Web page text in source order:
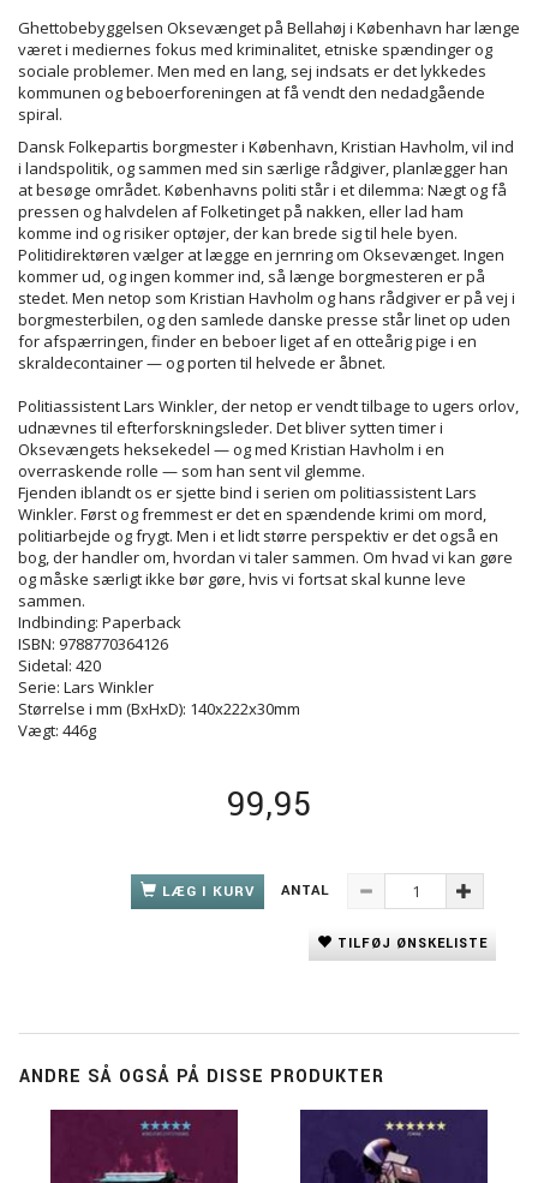
Ghettobebyggelsen Oksevænget på Bellahøj i København har længe
været i mediernes fokus med kriminalitet, etniske spændinger og
sociale problemer. Men med en lang, sej indsats er det lykkedes
kommunen og beboerforeningen at få vendt den nedadgående
spiral.
Dansk Folkepartis borgmester i København, Kristian Havholm, vil ind
i landspolitik, og sammen med sin særlige rådgiver, planlægger han
at besøge området. Københavns politi står i et dilemma: Nægt og få
pressen og halvdelen af Folketinget på nakken, eller lad ham
komme ind og risiker optøjer, der kan brede sig til hele byen.
Politidirektøren vælger at lægge en jernring om Oksevænget. Ingen
kommer ud, og ingen kommer ind, så længe borgmesteren er på
stedet. Men netop som Kristian Havholm og hans rådgiver er på vej i
borgmesterbilen, og den samlede danske presse står linet op uden
for afspærringen, finder en beboer liget af en otteårig pige i en
skraldecontainer — og porten til helvede er åbnet.
Politiassistent Lars Winkler, der netop er vendt tilbage to ugers orlov,
udnævnes til efterforskningsleder. Det bliver sytten timer i
Oksevængets heksekedel — og med Kristian Havholm i en
overraskende rolle — som han sent vil glemme.
Fjenden iblandt os er sjette bind i serien om politiassistent Lars
Winkler. Først og fremmest er det en spændende krimi om mord,
politiarbejde og frygt. Men i et lidt større perspektiv er det også en
bog, der handler om, hvordan vi taler sammen. Om hvad vi kan gøre
og måske særligt ikke bør gøre, hvis vi fortsat skal kunne leve
sammen.
Indbinding: Paperback
ISBN: 9788770364126
Sidetal: 420
Serie: Lars Winkler
Størrelse i mm (BxHxD): 140x222x30mm
Vægt: 446g
99,95
LÆG I KURV ANTAL
TILFØJ ØNSKELISTE
ANDRE SÅ OGSÅ PÅ DISSE PRODUKTER